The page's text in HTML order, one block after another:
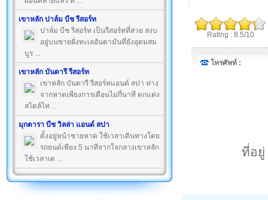
เขาหลัก ปาล์ม บีช รีสอร์ท
ปาล์ม บีช รีสอร์ท เป็นรีสอร์ทที่สวย สงบ
อยู่บนชายฝั่งทะเลอันดามันที่ยังอุดมสม
บูร ...
เขาหลัก บันดารี รีสอร์ท
เขาหลัก บันดารี รีสอร์ทแอนด์ สปา ห่าง
จากหาดเพียงการเดือนไม่กี่นาที ตกแต่ง
สไตล์ไท ...
มุกดารา บีช วิลล่า แอนด์ สปา
ตั้งอยู่หน้าชายหาด ใช้เวลาเดินทางโดย
รถยนต์เพียง 5 นาทีจากใจกลางเขาหลัก
ใช้เวลาเด ...
Rating : 8.5/10
โทรศัพท์ :
ที่อยู่